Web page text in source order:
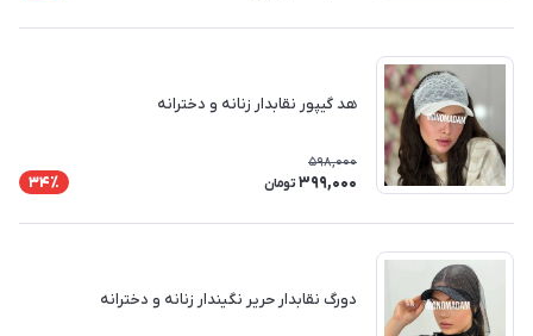
هد گیپور نقابدار زنانه و دخترانه
598,000
399,000 تومان 34٪
دورگ نقابدار حریر نگیندار زنانه و دخترانه